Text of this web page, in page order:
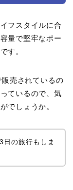
フスタイルに合
量で堅牢なポー
す。
売されているの
ているので、気
でしょうか。
日の旅行もしま